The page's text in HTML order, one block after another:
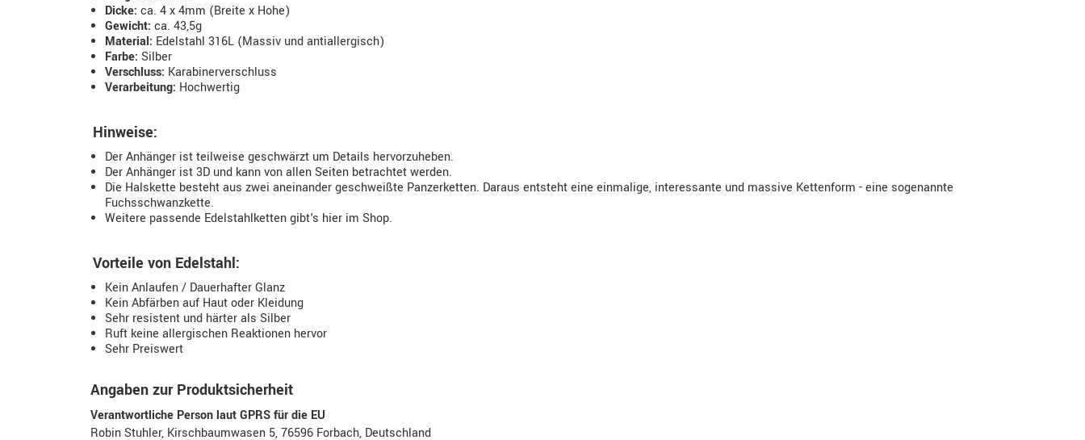
Dicke: ca. 4 x 4mm (Breite x Hohe)
Gewicht: ca. 43,5g
Material: Edelstahl 316L (Massiv und antiallergisch)
Farbe: Silber
Verschluss: Karabinerverschluss
Verarbeitung: Hochwertig
Hinweise:
Der Anhänger ist teilweise geschwärzt um Details hervorzuheben.
Der Anhänger ist 3D und kann von allen Seiten betrachtet werden.
Die Halskette besteht aus zwei aneinander geschweißte Panzerketten. Daraus entsteht eine einmalige, interessante und massive Kettenform - eine sogenannte
Fuchsschwanzkette.
Weitere passende Edelstahlketten gibt's hier im Shop.
Vorteile von Edelstahl:
Kein Anlaufen / Dauerhafter Glanz
Kein Abfärben auf Haut oder Kleidung
Sehr resistent und härter als Silber
Ruft keine allergischen Reaktionen hervor
Sehr Preiswert
Angaben zur Produktsicherheit
Verantwortliche Person laut GPRS für die EU
Robin Stuhler, Kirschbaumwasen 5, 76596 Forbach, Deutschland